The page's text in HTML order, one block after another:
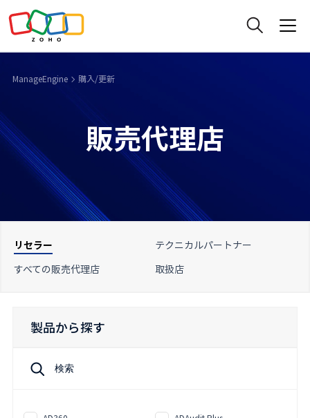
販売代理店
ManageEngine 購入/更新
リセラー
テクニカルパートナー
すべての販売代理店
取扱店
製品から探す